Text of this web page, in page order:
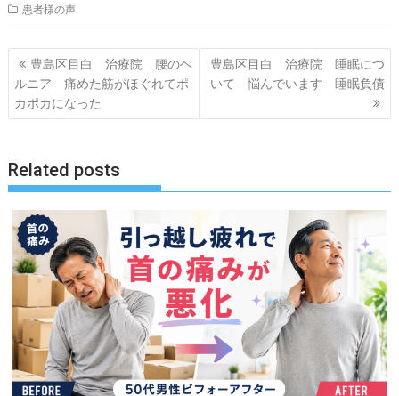
患者様の声
投
稿
ナ
ー
シ
ョ
ン
豊島区目白 治療院 腰のヘ
ルニア 痛めた筋がほぐれてポ
カポカになった
豊島区目白 治療院 睡眠につ
いて 悩んでいます 睡眠負債
Related posts